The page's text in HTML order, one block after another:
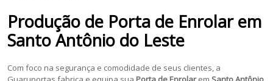
Produção de Porta de Enrolarem
Santo Antônio do Leste
Com foco na segurança e comodidade de seus clientes, a